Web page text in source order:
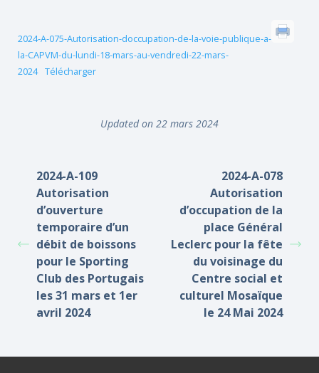
2024-A-075-Autorisation-doccupation-de-la-voie-publique-a-
la-CAPVM-du-lundi-18-mars-au-vendredi-22-mars-
2024 Télécharger
Updated on 22 mars 2024
2024-A-109
Autorisation
d’ouverture
temporaire d’un
débit de boissons
pour le Sporting
Club des Portugais
les 31 mars et 1er
avril 2024
2024-A-078
Autorisation
d’occupation de la
place Général
Leclerc pour la fête
du voisinage du
Centre social et
culturel Mosaïque
le 24 Mai 2024